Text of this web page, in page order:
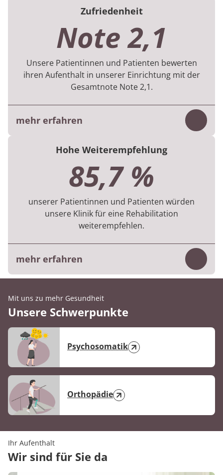
Für jede Rehabilitation gibt es Vorgaben zu
Vielfalt, Menge und Dauer betreffen.
Im 1. Halbjahr 2026 flossen Daten von 619
Patientinnen und Patienten in die Bewertung
ein.
Zufriedenheit
Note 2,1
Unsere Patientinnen und Patienten bewerten
ihren Aufenthalt in unserer Einrichtung mit der
Gesamtnote Note 2,1.
mehr erfahren
Die Bewertung basiert auf der digitalen
Patienten am Ende ihres Aufenthaltes
beantworten.
Die Ergebnisse beruhen auf 595 Befragungen
aus dem 1. Halbjahr 2026.
Hohe Weiterempfehlung
85,7 %
unserer Patientinnen und Patienten würden
unsere Klinik für eine Rehabilitation
weiterempfehlen.
mehr erfahren
Befragung, die die Patientinnen und
Patienten am Ende des Aufenthaltes
beantworten.
Die Ergebnisse beruhen auf 478 Befragungen
aus dem 1. Halbjahr 2026.
Mit uns zu mehr Gesundheit
Unsere Schwerpunkte
Psychosomatik
Orthopädie
Ihr Aufenthalt
Wir sind für Sie da